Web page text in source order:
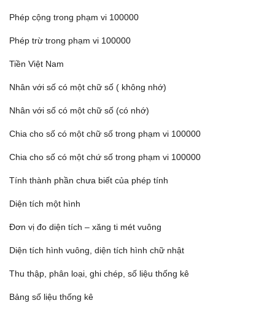
Phép cộng trong phạm vi 100000
Phép trừ trong phạm vi 100000
Tiền Việt Nam
Nhân với số có một chữ số ( không nhớ)
Nhân với số có một chữ số (có nhớ)
Chia cho số có một chữ số trong phạm vi 100000
Chia cho số có một chứ số trong phạm vi 100000
Tính thành phần chưa biết của phép tính
Diện tích một hình
Đơn vị đo diện tích – xăng ti mét vuông
Diện tích hình vuông, diện tích hình chữ nhật
Thu thập, phân loại, ghi chép, số liệu thống kê
Bảng số liệu thống kê